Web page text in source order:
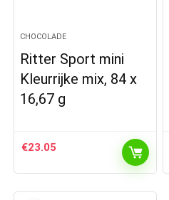
CHOCOLADE
Ritter Sport mini
Kleurrijke mix, 84 x
16,67 g
€23.05